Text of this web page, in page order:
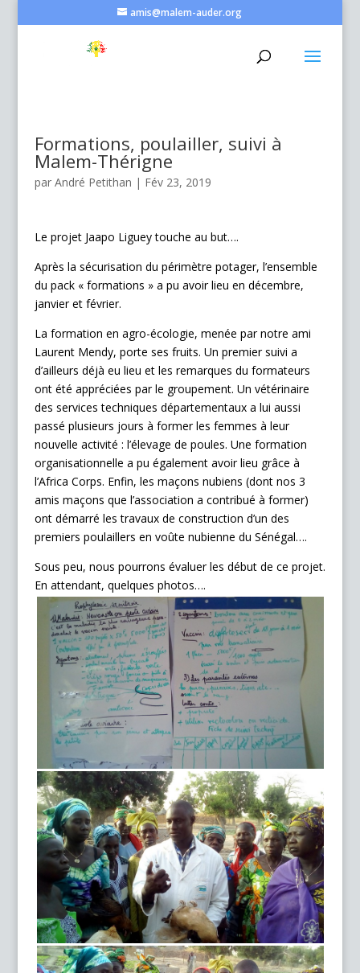
amis@malem-auder.org
Formations, poulailler, suivi à
Malem-Thérigne
par André Petithan | Fév 23, 2019
Le projet Jaapo Liguey touche au but….
Après la sécurisation du périmètre potager, l’ensemble
du pack « formations » a pu avoir lieu en décembre,
janvier et février.
La formation en agro-écologie, menée par notre ami
Laurent Mendy, porte ses fruits. Un premier suivi a
d’ailleurs déjà eu lieu et les remarques du formateurs
ont été appréciées par le groupement. Un vétérinaire
des services techniques départementaux a lui aussi
passé plusieurs jours à former les femmes à leur
nouvelle activité : l’élevage de poules. Une formation
organisationnelle a pu également avoir lieu grâce à
l’Africa Corps. Enfin, les maçons nubiens (dont nos 3
amis maçons que l’association a contribué à former)
ont démarré les travaux de construction d’un des
premiers poulaillers en voûte nubienne du Sénégal….
Sous peu, nous pourrons évaluer les début de ce projet.
En attendant, quelques photos….